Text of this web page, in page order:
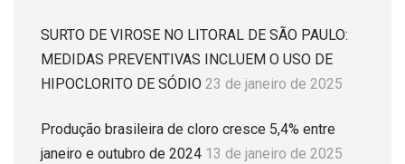
SURTO DE VIROSE NO LITORAL DE SÃO PAULO:
MEDIDAS PREVENTIVAS INCLUEM O USO DE
HIPOCLORITO DE SÓDIO 23 de janeiro de 2025
Produção brasileira de cloro cresce 5,4% entre
janeiro e outubro de 2024 13 de janeiro de 2025